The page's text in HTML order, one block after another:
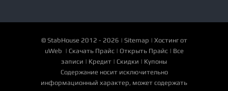
© StabHouse2012 - 2026 | Sitemap | Хостинг от
uWeb | Скачать Прайс| Открыть Прайс| Все
записи | Кредит | Скидки | Купоны
Содержание носит исключительно
информационный характер, может содержать